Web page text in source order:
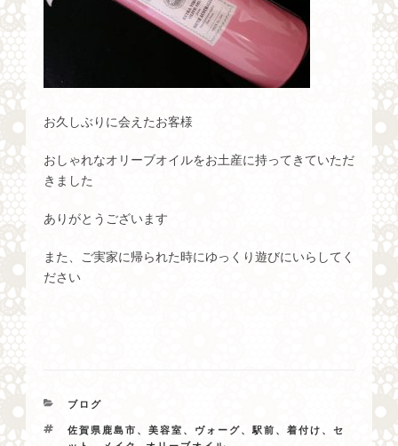
お久しぶりに会えたお客様
おしゃれなオリーブオイルをお土産に持ってきていただ
きました
ありがとうございます
また、ご実家に帰られた時にゆっくり遊びにいらしてく
ださい
カ
ゴ
ブログ
タ
佐賀県鹿島市、美容室、ヴォーグ、駅前、着付け、セ